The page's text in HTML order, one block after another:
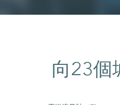
向23個